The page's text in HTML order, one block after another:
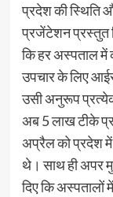
प्रदेश की स्थिति
प्रजेंटेशन प्रस्तुत
कि हर अस्पताल में
उपचार के लिए
उसी अनुरूप
अब 5 लाख टीके
अप्रैल को प्रदेश
थे। साथ ही अपर
दिए कि अस्पतालों